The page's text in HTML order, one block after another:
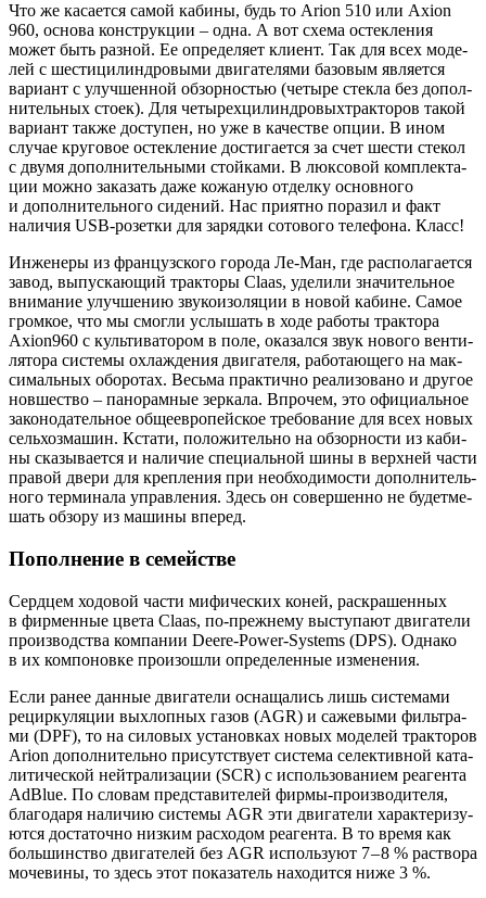
Что же каса­ет­ся самой каби­ны, будь то Arion 510 или Axion
960, осно­ва кон­струк­ции – одна. А вот схе­ма остек­ле­ния
может быть раз­ной. Ее опре­де­ля­ет кли­ент. Так для всех моде­
лей с шести­ци­лин­дро­вы­ми дви­га­те­ля­ми базо­вым явля­ет­ся
вари­ант с улуч­шен­ной обзор­но­стью (четы­ре стек­ла без допол­
ни­тель­ных сто­ек). Для четы­рех­ци­лин­дро­выхтрак­то­ров такой
вари­ант так­же досту­пен, но уже в каче­стве опции. В ином
слу­чае кру­го­вое остек­ле­ние дости­га­ет­ся за счет шести сте­кол
с дву­мя допол­ни­тель­ны­ми стой­ка­ми. В люк­со­вой ком­плек­та­
ции мож­но зака­зать даже кожа­ную отдел­ку основ­но­го
и допол­ни­тель­но­го сиде­ний. Нас при­ят­но пора­зил и факт
нали­чия USB-розет­ки для заряд­ки сото­во­го теле­фо­на. Класс!
Инже­не­ры из фран­цуз­ско­го горо­да Ле-Ман, где рас­по­ла­га­ет­ся
завод, выпус­ка­ю­щий трак­то­ры Claas, уде­ли­ли зна­чи­тель­ное
вни­ма­ние улуч­ше­нию зву­ко­изо­ля­ции в новой кабине. Самое
гром­кое, что мы смог­ли услы­шать в ходе рабо­ты трак­то­ра
Axion960 с куль­ти­ва­то­ром в поле, ока­зал­ся звук ново­го вен­ти­
ля­то­ра систе­мы охла­жде­ния дви­га­те­ля, рабо­та­ю­ще­го на мак­
си­маль­ных обо­ро­тах. Весь­ма прак­тич­но реа­ли­зо­ва­но и дру­гое
нов­ше­ство – пано­рам­ные зер­ка­ла. Впро­чем, это офи­ци­аль­ное
зако­но­да­тель­ное обще­ев­ро­пей­ское тре­бо­ва­ние для всех новых
сель­хоз­ма­шин. Кста­ти, поло­жи­тель­но на обзор­но­сти из каби­
ны ска­зы­ва­ет­ся и нали­чие спе­ци­аль­ной шины в верх­ней части
пра­вой две­ри для креп­ле­ния при необ­хо­ди­мо­сти допол­ни­тель­
но­го тер­ми­на­ла управ­ле­ния. Здесь он совер­шен­но не будет­ме­
шать обзо­ру из маши­ны вперед.
Пополнение в семействе
Серд­цем ходо­вой части мифи­че­ских коней, рас­кра­шен­ных
в фир­мен­ные цве­та Claas, по-преж­не­му высту­па­ют дви­га­те­ли
про­из­вод­ства ком­па­нии Deere-Power-Systems (DPS). Одна­ко
в их ком­по­нов­ке про­изо­шли опре­де­лен­ные изменения.
Если ранее дан­ные дви­га­те­ли осна­ща­лись лишь систе­ма­ми
рецир­ку­ля­ции выхлоп­ных газов (AGR) и саже­вы­ми филь­тра­
ми (DPF), то на сило­вых уста­нов­ках новых моде­лей трак­то­ров
Arion допол­ни­тель­но при­сут­ству­ет систе­ма селек­тив­ной ката­
ли­ти­че­ской ней­тра­ли­за­ции (SCR) c исполь­зо­ва­ни­ем реа­ген­та
AdBlue. По сло­вам пред­ста­ви­те­лей фир­мы-про­из­во­ди­те­ля,
бла­го­да­ря нали­чию систе­мы AGR эти дви­га­те­ли харак­те­ри­зу­
ют­ся доста­точ­но низ­ким рас­хо­дом реа­ген­та. В то вре­мя как
боль­шин­ство дви­га­те­лей без AGR исполь­зу­ют 7 – 8 % рас­тво­ра
моче­ви­ны, то здесь этот пока­за­тель нахо­дит­ся ниже 3 %.